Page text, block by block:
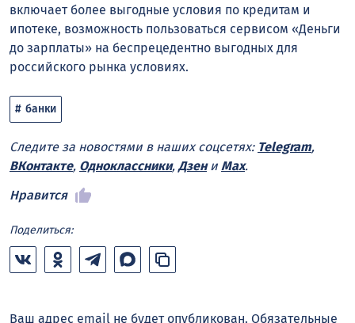
включает более выгодные условия по кредитам и
ипотеке, возможность пользоваться сервисом «Деньги
до зарплаты» на беспрецедентно выгодных для
российского рынка условиях.
банки
Следите за новостями в наших соцсетях: Telegram,
ВКонтакте, Одноклассники, Дзени Max.
Нравится
Поделиться:
Ваш адрес email не будет опубликован. Обязательные